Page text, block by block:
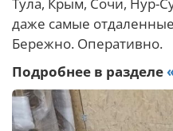
даже самые
Бережно. Оперативно.
Подробнее в разделе